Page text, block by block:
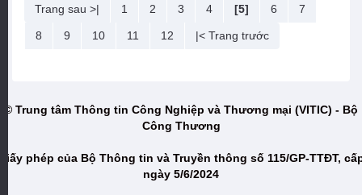
Trang sau >| 1 2 3 4 [5] 6 7
8 9 10 11 12 |< Trang trước
© Trung tâm Thông tin Công Nghiệp và Thương mại (VITIC) - Bộ
Công Thương
phép của Bộ Thông tin và Truyền thông số 115/GP-TTĐT,
ngày 5/6/2024